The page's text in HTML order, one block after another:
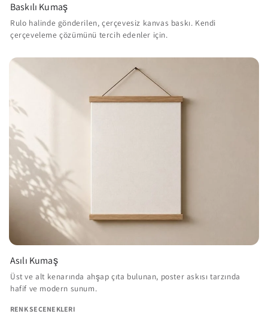
Baskılı Kumaş
Rulo halinde gönderilen, çerçevesiz kanvas baskı. Kendi
çerçeveleme çözümünü tercih edenler için.
Asılı Kumaş
Üst ve alt kenarında ahşap çıta bulunan, poster askısı tarzında
hafif ve modern sunum.
RENK SEÇENEKLERI